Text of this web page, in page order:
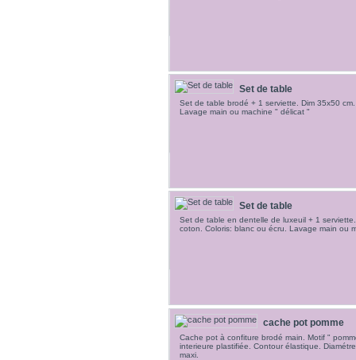
Set de table
Set de table brodé + 1 serviette. Dim 35x50
Lavage main ou machine " délicat "
Set de table
Set de table en dentelle de luxeuil + 1
coton. Coloris: blanc ou écru. Lavage main ou
cache pot pomme
Cache pot à confiture brodé main. Motif "
interieure plastifiée. Contour élastique.
maxi.